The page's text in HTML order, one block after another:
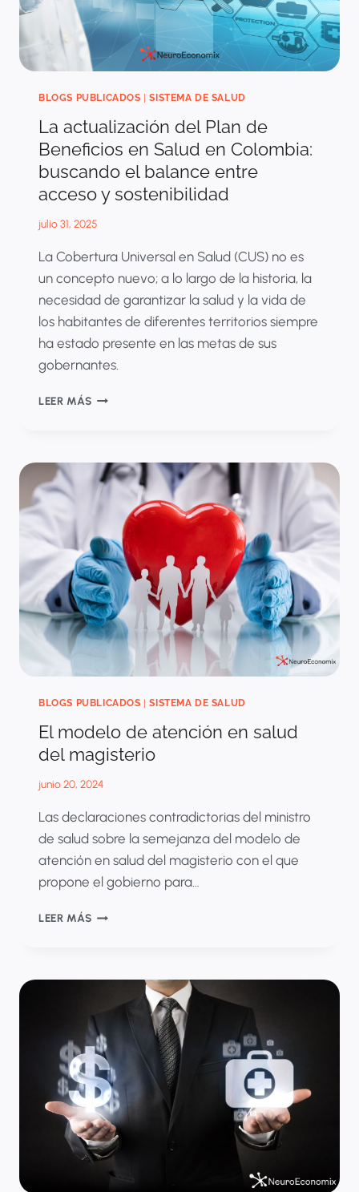
INDUSTRIA
FARMACÉUTICA
BLOGS PUBLICADOS |SISTEMA DE SALUD
La actualización del Plan de
Beneficios en Salud en Colombia:
buscando el balance entre
acceso y sostenibilidad
julio 31, 2025
La Cobertura Universal en Salud (CUS) no es
un concepto nuevo; a lo largo de la historia, la
necesidad de garantizar la salud y la vida de
los habitantes de diferentes territorios siempre
ha estado presente en las metas de sus
gobernantes.
LEER MÁSLA
DE
BENEFICIOS
SALUD
COLOMBIA:
BUSCANDO
EL
BALANCE
ENTRE
ACCESO
SOSTENIBILIDAD
BLOGS PUBLICADOS |SISTEMA DE SALUD
El modelo de atención en salud
del magisterio
junio 20, 2024
Las declaraciones contradictorias del ministro
de salud sobre la semejanza del modelo de
atención en salud del magisterio con el que
propone el gobierno para…
LEER MÁSEL
EN
DEL
MAGISTERIO